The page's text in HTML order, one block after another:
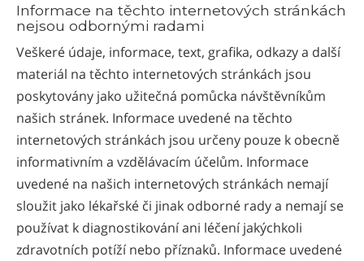
Informace na těchto internetových stránkách
nejsou odbornými radami
Veškeré údaje, informace, text, grafika, odkazy a další
materiál na těchto internetových stránkách jsou
poskytovány jako užitečná pomůcka návštěvníkům
našich stránek. Informace uvedené na těchto
internetových stránkách jsou určeny pouze k obecně
informativním a vzdělávacím účelům. Informace
uvedené na našich internetových stránkách nemají
sloužit jako lékařské či jinak odborné rady a nemají se
používat k diagnostikování ani léčení jakýchkoli
zdravotních potíží nebo příznaků. Informace uvedené